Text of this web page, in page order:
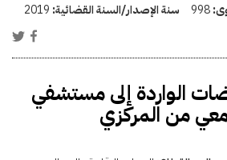
998 سنة الإصدار/السنة القضائية: 2019
الواردة إلى مستشفي
من المركزي